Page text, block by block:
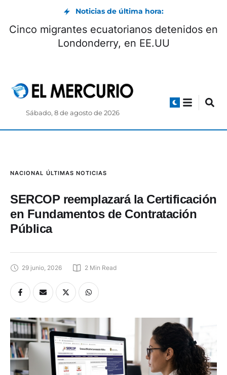
Noticias de última hora:
Cinco migrantes ecuatorianos detenidos en
Londonderry, en EE.UU
Sábado, 8 de agosto de 2026
NACIONAL ÚLTIMAS NOTICIAS
SERCOP reemplazará la Certificación
en Fundamentos de Contratación
Pública
29 junio, 2026 2 Min Read